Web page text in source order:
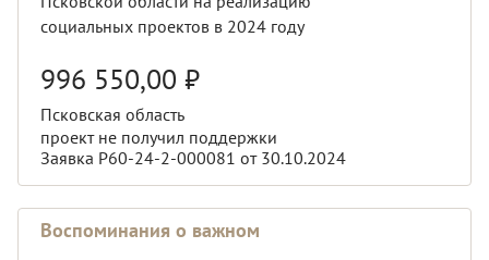
социальных проектов в 2024 году
996 550,00 ₽
Псковская область
проект не получил поддержки
Заявка Р60-24-2-000081 от 30.10.2024
Воспоминания о важном